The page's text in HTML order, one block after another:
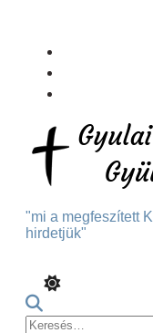
Content
"mi a megfeszített
hirdetjük"
Keresés: